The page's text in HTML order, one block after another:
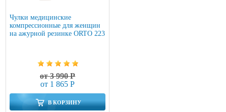
Чулки медицинские
компрессионные для женщин
на ажурной резинке ORTO 223
от 3 990 Р
от 1 865 Р
В КОРЗИНУ